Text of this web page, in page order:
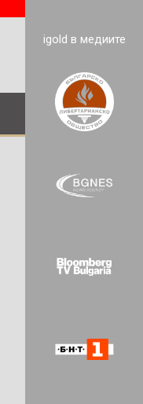
igold в медиите